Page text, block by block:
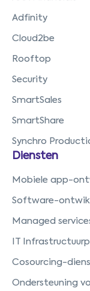
Adfinity
Cloud2be
Rooftop
Security
SmartSales
SmartShare
Synchro
Diensten
Mobiele app-
Software-
Managed
IT
Cosourcing-
Ondersteuning